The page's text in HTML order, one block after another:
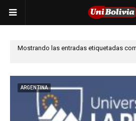
Mostrando las entradas etiquetadas
ARGENTINA